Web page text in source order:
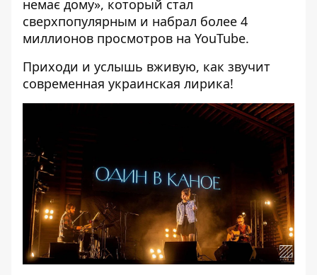
немає дому», который стал
сверхпопулярным и набрал более 4
миллионов просмотров на YouTube.
Приходи и услышь вживую, как звучит
современная украинская лирика!